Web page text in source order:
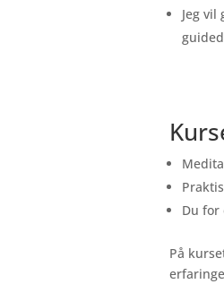
Jeg
Du for
På